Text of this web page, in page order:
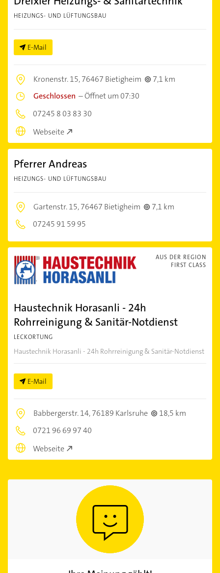
HEIZUNGS- UND LÜFTUNGSBAU
E-Mail
Kronenstr. 15,76467 Bietigheim
7,1 km
Geschlossen –Öffnet um 07:30
07245 8 03 83 30
Webseite
Pferrer Andreas
HEIZUNGS- UND LÜFTUNGSBAU
Gartenstr. 15,76467 Bietigheim
7,1 km
07245 91 59 95
AUS DER REGION
FIRST CLASS
Haustechnik Horasanli - 24h
Rohrreinigung & Sanitär-Notdienst
LECKORTUNG
Haustechnik Horasanli - 24h Rohrreinigung & Sanitär-Notdienst
E-Mail
Babbergerstr. 14,76189 Karlsruhe
18,5 km
0721 96 69 97 40
Webseite